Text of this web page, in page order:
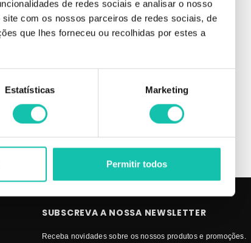
de redes sociais e analisar o nosso
com os nossos parceiros de redes sociais, de
que lhes forneceu ou recolhidas por estes a
Estatísticas Marketing
Permitir todos
de uso diário ou como
capilares O poderoso MELHOR
SUBSCREVA A NOSSA NEWSLETTER
Receba novidades sobre os nossos produtos e promoções.